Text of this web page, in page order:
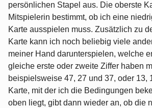
persönlichen Stapel aus. Die oberste
Mitspielerin bestimmt, ob ich eine
Karte ausspielen muss. Zusätzlich zu
Karte kann ich noch beliebig viele
meiner Hand darunterspielen, welche
gleiche erste oder zweite Ziffer haben
beispielsweise 47, 27 und 37, oder 13,
Karte, mit der ich die Bedingungen
oben liegt, gibt dann wieder an, ob die